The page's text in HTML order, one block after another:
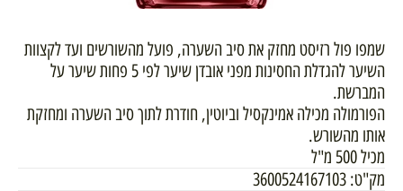
שמפו פול רזיסט מחזק את סיב השערה, פועל מהשורשים ועד לקצוות
השיער להגדלת החסינות מפני אובדן שיער לפי 5 פחות שיער על
המברשת.
הפורמולה מכילה אמינקסיל וביוטין, חודרת לתוך סיב השערה ומחזקת
אותו מהשורש.
מכיל 500 מ"ל
מק"ט: 3600524167103